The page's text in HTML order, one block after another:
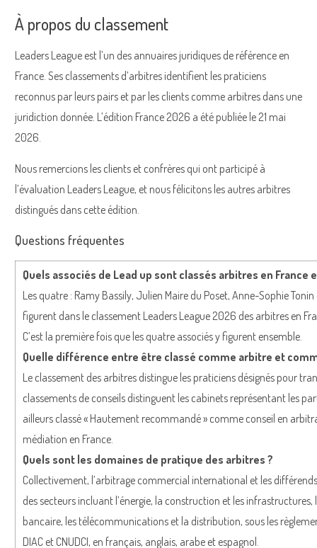
À propos du classement
Leaders League est l’un des annuaires juridiques de référence en
France. Ses classements d’arbitres identifient les praticiens
reconnus par leurs pairs et par les clients comme arbitres dans une
juridiction donnée. L’édition France 2026 a été publiée le 21 mai
2026.
Nous remercions les clients et confrères qui ont participé à
l’évaluation Leaders League, et nous félicitons les autres arbitres
distingués dans cette édition.
Questions fréquentes
Quels associés de Lead up sont classés arbitres en France
Les quatre : Ramy Bassily, Julien Maire du Poset, Anne-Sophie
figurent dans le classement Leaders League 2026 des arbitres en
C’est la première fois que les quatre associés y figurent ensemble.
Quelle différence entre être classé comme arbitre et
Le classement des arbitres distingue les praticiens désignés pour
classements de conseils distinguent les cabinets représentant les
ailleurs classé « Hautement recommandé » comme conseil en
médiation en France.
Quels sont les domaines de pratique des arbitres ?
Collectivement, l’arbitrage commercial international et les
des secteurs incluant l’énergie, la construction et les infrastructures,
bancaire, les télécommunications et la distribution, sous les
DIAC et CNUDCI, en français, anglais, arabe et espagnol.